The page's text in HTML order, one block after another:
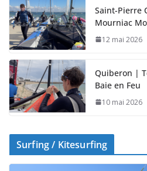
Saint-Pierre
Mourniac
12 mai 2026
Quiberon |
Baie en Feu
10 mai 2026
Surfing / Kitesurfing